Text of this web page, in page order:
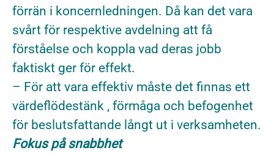
förrän i koncernledningen. Då kan det vara
svårt för respektive avdelning att få
förståelse och koppla vad deras jobb
faktiskt ger för effekt.
– För att vara effektiv måste det finnas ett
värdeflödestänk , förmåga och befogenhet
för beslutsfattande långt ut i verksamheten.
Fokus på snabbhet